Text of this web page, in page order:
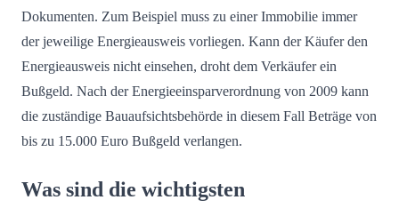
Dokumenten. Zum Beispiel muss zu einer Immobilie immer
der jeweilige Energieausweis vorliegen. Kann der Käufer den
Energieausweis nicht einsehen, droht dem Verkäufer ein
Bußgeld. Nach der Energieeinsparverordnung von 2009 kann
die zuständige Bauaufsichtsbehörde in diesem Fall Beträge von
bis zu 15.000 Euro Bußgeld verlangen.
Was sind die wichtigsten